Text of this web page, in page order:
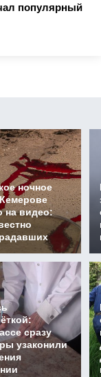
популярный
ночное
на видео:
сразу
узаконили